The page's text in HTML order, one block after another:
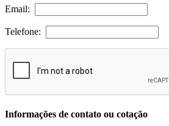
Email:
Telefone:
Informações de contato ou cotação